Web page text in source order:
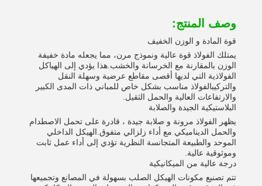
وصف المنتج:
قوة المادة و الوزن الخفيف
يمتلك الفولاذ قوة عالية ونموذج مرن، مما يجعله مادة خفيفة
الوزن بالمقارنة مع الخرسانة والخشب.هذا يؤدي إلى الهياكل
الفولاذية التي لديها أقصى مقاطع عرضية وسهلة النقل
والتركيبالفولاذ مناسب بشكل خاص للمباني ذات المدى الكبير
والارتفاعات العالية والحمل الثقيل.
البلاستيكية الجيدة والصلابة
يظهر الفولاذ مرونة و صلابة جيدة ، قادرة على تحمل الاصطدام
والحمل الديناميكي مع أداء زلزالي متفوق.الهيكل الداخلي
الموحد والطبيعة المتجانسة النظرية تؤدي إلى أداء عمل ثابت
وموثوقية عالية.
درجة عالية من الميكانيكية
تتم تصنيع مكونات الهيكل الصلب بسهولة في المصانع وتجميعها